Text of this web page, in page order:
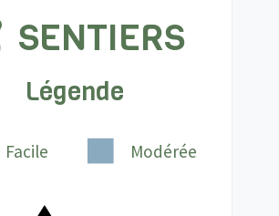
SENTIERS
Légende
Facile Modérée